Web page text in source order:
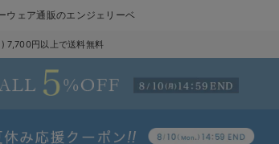
ウェア通販のエンジェリーベ
7,700円以上で送料無料